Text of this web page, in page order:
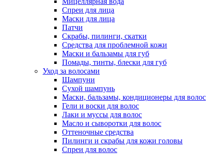
Спреи для лица
Маски для лица
Патчи
Скрабы, пилинги, скатки
Средства для проблемной кожи
Маски и бальзамы для губ
Помады, тинты, блески для губ
Уход за волосами
Шампуни
Сухой шампунь
Маски, бальзамы, кондиционеры для волос
Гели и воски для волос
Лаки и муссы для волос
Масло и сыворотки для волос
Оттеночные средства
Пилинги и скрабы для кожи головы
Спреи для волос